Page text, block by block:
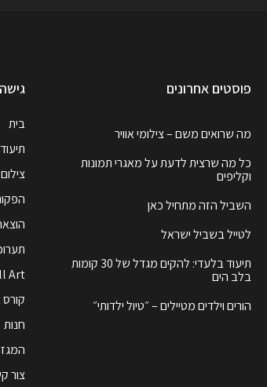
פוסטים אחרונים
מה שרואים משם – צילומי אוויר
כל מה שרצית לדעת על מאגרי תמונות
וקליפים
השביל הזה מתחיל כאן
לטייל בשביל ישראל
תיעוד בלעדי: להקים מגדל של 30 קומות
בלב הים
הורים וילדים מטיילים – ״טיול ילדותי״
בית
צילום
Art
קורס
חנות
צור